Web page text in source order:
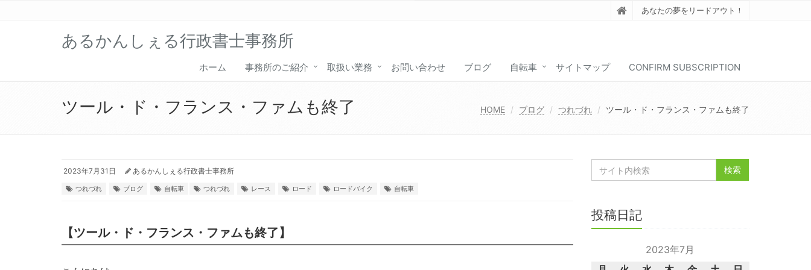
あなたの夢をリードアウト！
あるかんしぇる行政書士事務所
ホーム 事務所のご紹介 取扱い業務 お問い合わせ ブログ 自転車 サイトマップ CONFIRM SUBSCRIPTION
ツール・ド・フランス・ファムも終了 HOME ブログ つれづれ ツール・ド・フランス・ファムも終了
2023年7月31日 あるかんしぇる行政書士事務所
つれづれ ブログ 自転車 つれづれ レース ロード ロードバイク 自転車
【ツール・ド・フランス・ファムも終了】
投稿日記
2023年7月